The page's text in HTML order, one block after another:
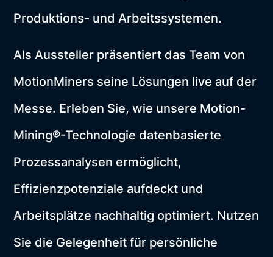
Produktions- und Arbeitssystemen.
Als Aussteller präsentiert das Team von
MotionMiners seine Lösungen live auf der
Messe. Erleben Sie, wie unsere Motion-
Mining®-Technologie datenbasierte
Prozessanalysen ermöglicht,
Effizienzpotenziale aufdeckt und
Arbeitsplätze nachhaltig optimiert. Nutzen
Sie die Gelegenheit für persönliche